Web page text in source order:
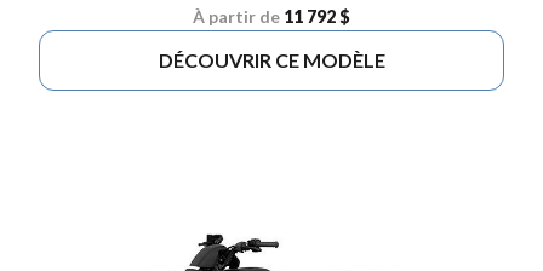
À partir de 11 792 $
DÉCOUVRIR CE MODÈLE